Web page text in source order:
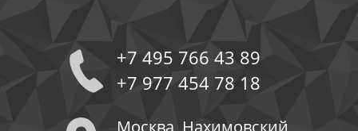
+7 495 766 43 89
+7 977 454 78 18
Москва, Нахимовский